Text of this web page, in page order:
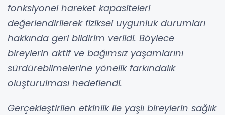
fonksiyonel hareket kapasiteleri
değerlendirilerek fiziksel uygunluk durumları
hakkında geri bildirim verildi. Böylece
bireylerin aktif ve bağımsız yaşamlarını
sürdürebilmelerine yönelik farkındalık
oluşturulması hedeflendi.
Gerçekleştirilen etkinlik ile yaşlı bireylerin sağlık